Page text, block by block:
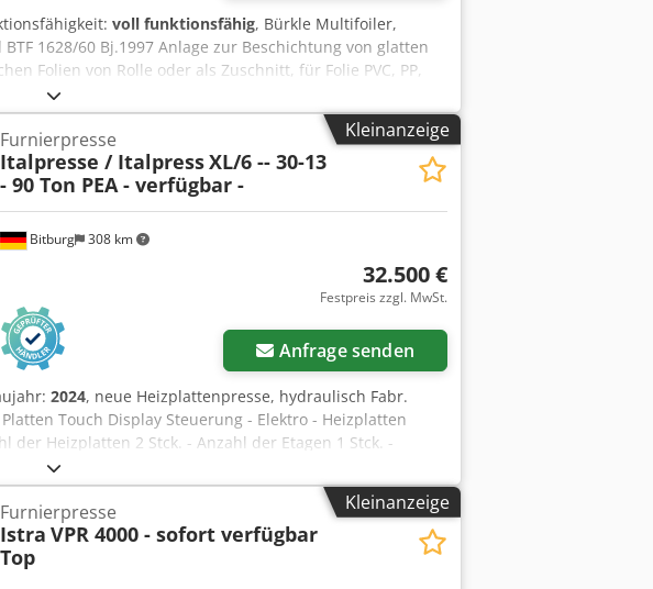
voll funktionsfähig, Bürkle Multifoiler,
1628/60 Bj.1997 Anlage zur Beschichtung von glatten
Folien von Rolle oder als Zuschnitt, für Folie PVC, PP,
bzw. Membran-Verfahren. Max Teilgröße 1250x 2550
1600 x 2800 mm max. Heiztemperatur 140° Hub 230
mit 2 Alu Tischen und Reserve Tisch Gewicht 16,5 t
max: 35 mm mit Pin Tisch
Kleinanzeige
Bitburg 308 km
Furnierpresse
Italpresse / ItalpressXL/6 -- 30-13
- 90 Ton PEA - verfügbar -
32.500 €
Festpreis zzgl. MwSt.
Anfrage senden
2024, neue Heizplattenpresse, hydraulisch Fabr.
Platten Touch Display Steuerung - Elektro - Heizplatten
der Heizplatten 2 Stck. - Anzahl der Etagen 1 Stck. -
Allseitige Beschickung - Anzahl der Druckzylinder 6 Stck.
85 mm - Leistungsbedarf hydraulische Einheit 3
mit eingebauten Heizdrähten - Heizleistung 22 KW
C. - max. Temperatur 120° C. - Betriebsspannung 400
Standardausstattung: - Bewegung des Presstisches mit
des Presstisches aus selbstschmierenden Material -
Kleinanzeige
Furnierpresse
Istra VPR 4000 - sofort verfügbar
Top